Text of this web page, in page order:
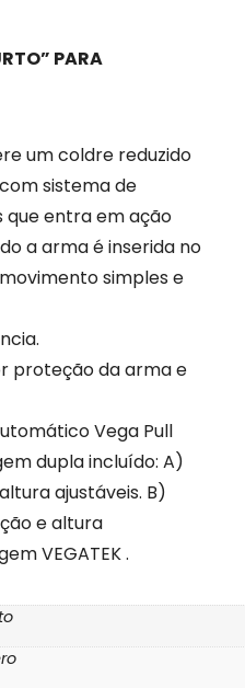
PARA
um coldre reduzido
sistema de
que entra em ação
a arma é inserida no
simples e
proteção da arma e
Vega Pull
dupla incluído: A)
ajustáveis. B)
e altura
VEGATEK .